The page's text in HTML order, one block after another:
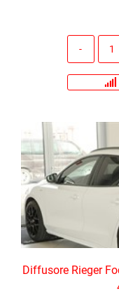
Diffusore Rieger